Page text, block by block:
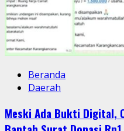
Beranda
Daerah
Meski Ada Bukti Digital,